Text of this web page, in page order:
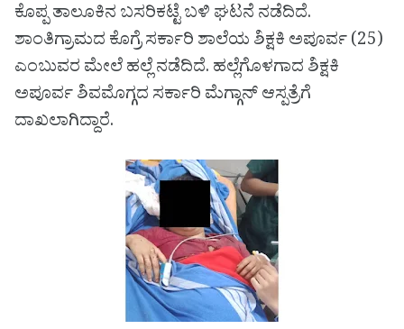
ಕೊಪ್ಪ ತಾಲೂಕಿನ ಬಸರಿಕಟ್ಟೆ ಬಳಿ ಘಟನೆ ನಡೆದಿದೆ.
ಶಾಂತಿಗ್ರಾಮದ ಕೊಗ್ರೆ ಸರ್ಕಾರಿ ಶಾಲೆಯ ಶಿಕ್ಷಕಿ ಅಪೂರ್ವ (25)
ಎಂಬುವರ ಮೇಲೆ ಹಲ್ಲೆ ನಡೆದಿದೆ. ಹಲ್ಲೆಗೊಳಗಾದ ಶಿಕ್ಷಕಿ
ಅಪೂರ್ವ ಶಿವಮೊಗ್ಗದ ಸರ್ಕಾರಿ ಮೆಗ್ಗಾನ್ ಆಸ್ಪತ್ರೆಗೆ
ದಾಖಲಾಗಿದ್ದಾರೆ.